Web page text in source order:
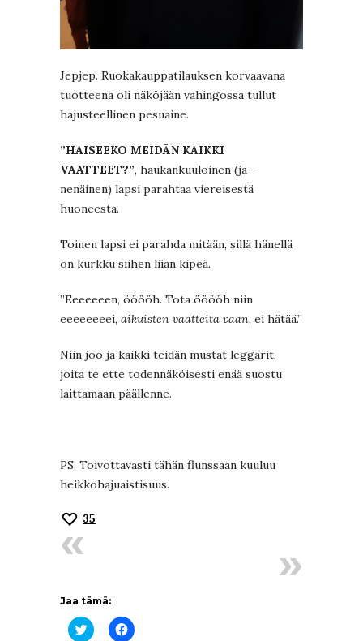
Jepjep. Ruokakauppatilauksen korvaavana
tuotteena oli näköjään vahingossa tullut
hajusteellinen pesuaine.
”HAISEEKO MEIDÄN KAIKKI
VAATTEET?”, haukankuuloinen (ja -
nenäinen) lapsi parahtaa viereisestä
huoneesta.
Toinen lapsi ei parahda mitään, sillä hänellä
on kurkku siihen liian kipeä.
”Eeeeeeen, ööööh. Tota ööööh niin
eeeeeeeei, aikuisten vaatteita vaan, ei hätää.”
Niin joo ja kaikki teidän mustat leggarit,
joita te ette todennäköisesti enää suostu
laittamaan päällenne.
PS. Toivottavasti tähän flunssaan kuuluu
heikkohajuaistisuus.
35
Jaa tämä:
Jaa
Twitterissä(Avautuu
Jaa
Facebookissa(Avautuu